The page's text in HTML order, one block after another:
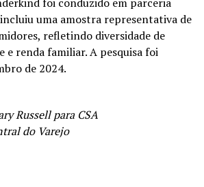
uma amostra representativa de
refletindo diversidade de
e renda familiar. A pesquisa foi
de 2024.
Russell para CSA
do Varejo